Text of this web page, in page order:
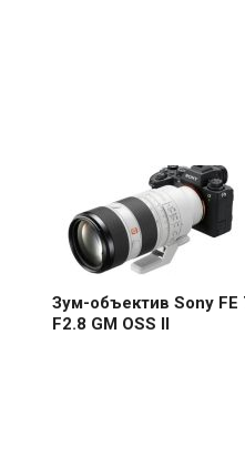
Зум-объектив Sony FE
F2.8 GM OSS II